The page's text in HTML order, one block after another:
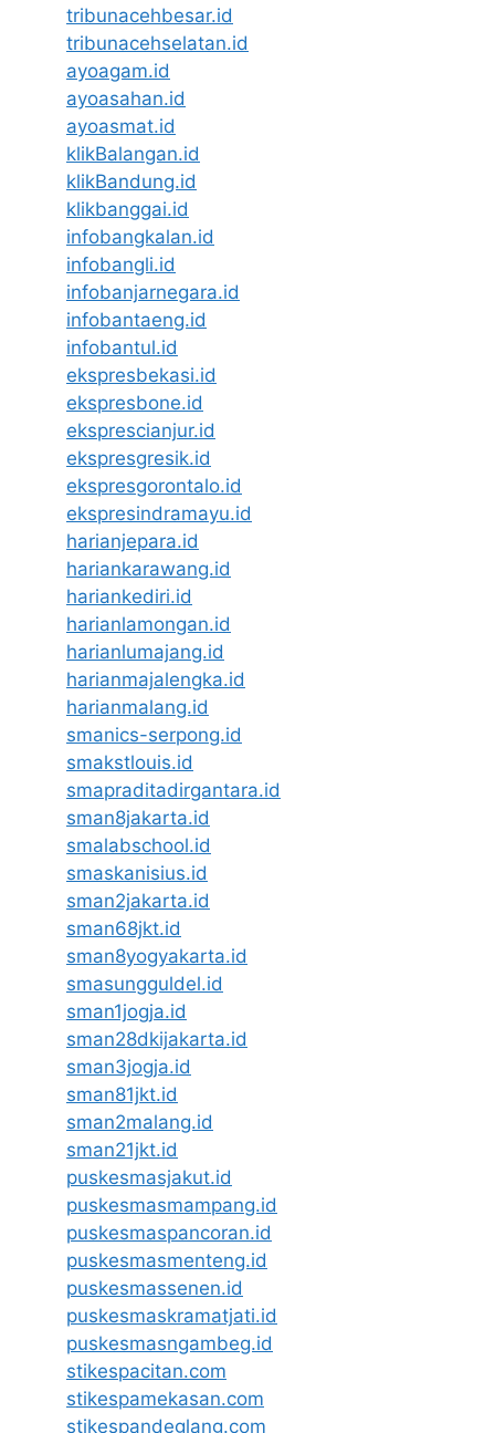
tribunacehbesar.id
tribunacehselatan.id
ayoagam.id
ayoasahan.id
ayoasmat.id
klikBalangan.id
klikBandung.id
klikbanggai.id
infobangkalan.id
infobangli.id
infobanjarnegara.id
infobantaeng.id
infobantul.id
ekspresbekasi.id
ekspresbone.id
eksprescianjur.id
ekspresgresik.id
ekspresgorontalo.id
ekspresindramayu.id
harianjepara.id
hariankarawang.id
hariankediri.id
harianlamongan.id
harianlumajang.id
harianmajalengka.id
harianmalang.id
smanics-serpong.id
smakstlouis.id
smapraditadirgantara.id
sman8jakarta.id
smalabschool.id
smaskanisius.id
sman2jakarta.id
sman68jkt.id
sman8yogyakarta.id
smasungguldel.id
sman1jogja.id
sman28dkijakarta.id
sman3jogja.id
sman81jkt.id
sman2malang.id
sman21jkt.id
puskesmasjakut.id
puskesmasmampang.id
puskesmaspancoran.id
puskesmasmenteng.id
puskesmassenen.id
puskesmaskramatjati.id
puskesmasngambeg.id
stikespacitan.com
stikespamekasan.com
stikespandeglang.com